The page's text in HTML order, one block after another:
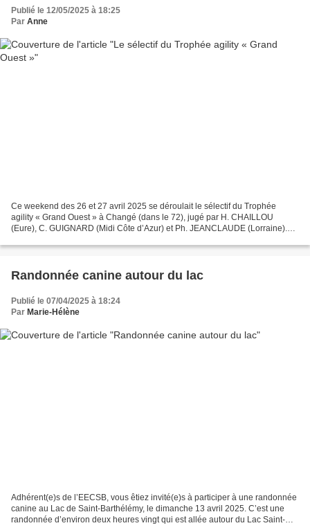
Publié le 12/05/2025 à 18:25
Par Anne
Ce weekend des 26 et 27 avril 2025 se déroulait le sélectif du Trophée
agility « Grand Ouest » à Changé (dans le 72), jugé par H. CHAILLOU
(Eure), C. GUIGNARD (Midi Côte d’Azur) et Ph. JEANCLAUDE (Lorraine).
Randonnée canine autour du lac
Publié le 07/04/2025 à 18:24
Par Marie-Hélène
Adhérent(e)s de l’EECSB, vous êtiez invité(e)s à participer à une randonnée
canine au Lac de Saint-Barthélémy, le dimanche 13 avril 2025. C’est une
randonnée d’environ deux heures vingt qui est allée autour du Lac Saint-